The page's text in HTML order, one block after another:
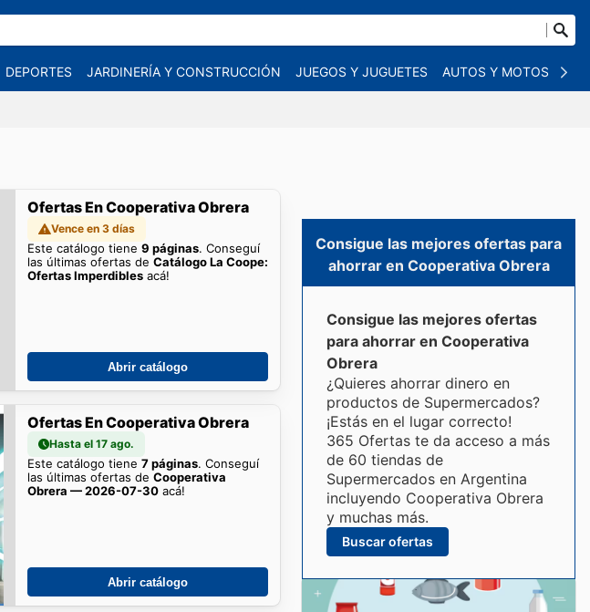
DEPORTES JARDINERÍA Y CONSTRUCCIÓN JUEGOS Y JUGUETES AUTOS Y MOTOS
Ofertas En Cooperativa Obrera
Vence en 3 días
Este catálogo tiene9 páginas. Conseguí
las últimas ofertas deCatálogo La Coope:
Ofertas Imperdibles acá!
Abrir catálogo
Ofertas En Cooperativa Obrera
Hasta el 17 ago.
Este catálogo tiene7 páginas. Conseguí
las últimas ofertas deCooperativa
Obrera — 2026-07-30 acá!
Abrir catálogo
Consigue las mejores ofertas para
ahorrar en Cooperativa Obrera
Consigue las mejores ofertas
para ahorrar en Cooperativa
Obrera
¿Quieres ahorrar dinero en
productos de Supermercados?
¡Estás en el lugar correcto!
365 Ofertas te da acceso a más
de 60 tiendas de
Supermercados en Argentina
incluyendo Cooperativa Obrera
y muchas más.
Buscar ofertas